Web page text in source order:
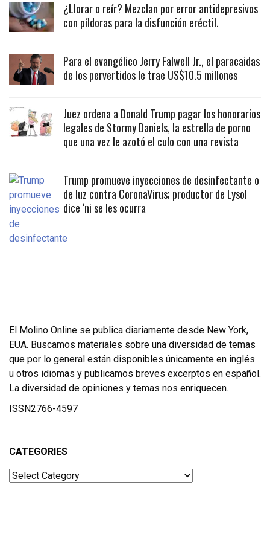
¿Llorar o reír? Mezclan por error antidepresivos
con píldoras para la disfunción eréctil.
Para el evangélico Jerry Falwell Jr., el paracaidas
de los pervertidos le trae US$10.5 millones
Juez ordena a Donald Trump pagar los honorarios
legales de Stormy Daniels, la estrella de porno
que una vez le azotó el culo con una revista
Trump promueve inyecciones de desinfectante o
de luz contra CoronaVirus; productor de Lysol
dice ‘ni se les ocurra
El Molino Online se publica diariamente desde New York,
EUA. Buscamos materiales sobre una diversidad de temas
que por lo general están disponibles únicamente en inglés
u otros idiomas y publicamos breves excerptos en español.
La diversidad de opiniones y temas nos enriquecen.
ISSN2766-4597
CATEGORIES
Categories